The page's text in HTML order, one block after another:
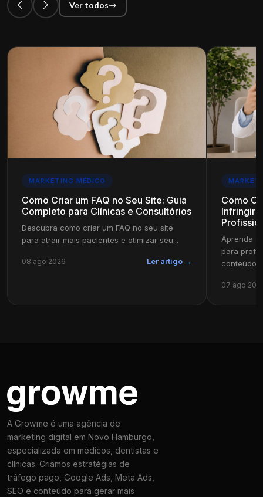
Ver todos
MARKETING MÉDICO
Como Criar um FAQ no Seu Site: Guia
Completo para Clínicas e Consultórios
Descubra como criar um FAQ no seu site
para atrair mais pacientes e otimizar seu...
08 ago 2026 Ler artigo →
Como
Infringir
Aprenda
para
conteúdo
07 ago
A Growme é uma agência de
marketing digital em Novo Hamburgo,
especializada em médicos, dentistas e
clínicas. Criamos estratégias de
tráfego pago, Google Ads, Meta Ads,
SEO e conteúdo para gerar mais